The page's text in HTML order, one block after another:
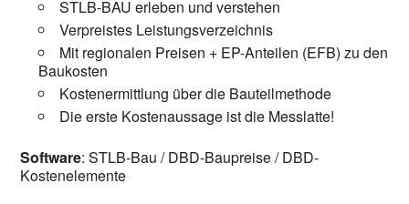
STLB-BAU erleben und verstehen
Verpreistes Leistungsverzeichnis
Mit regionalen Preisen + EP-Anteilen (EFB) zu den
Baukosten
Kostenermittlung über die Bauteilmethode
Die erste Kostenaussage ist die Messlatte!
Software: STLB-Bau / DBD-Baupreise / DBD-
Kostenelemente